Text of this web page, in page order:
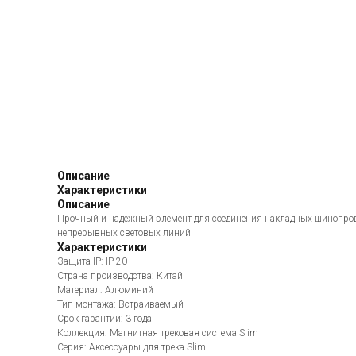
Описание
Характеристики
Описание
Прочный и надежный элемент для соединения накладных
непрерывных световых линий
Характеристики
Защита IP: IP 20
Страна производства: Китай
Материал: Алюминий
Тип монтажа: Встраиваемый
Срок гарантии: 3 года
Коллекция: Магнитная трековая система Slim
Серия: Аксессуары для трека Slim